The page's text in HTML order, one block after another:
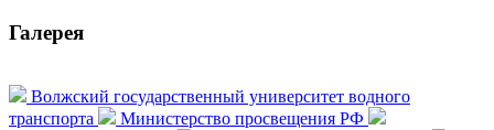
Галерея
Волжский государственный университет водного
транспорта
Министерство просвещения РФ